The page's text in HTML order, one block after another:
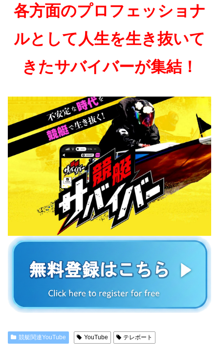
各方面のプロフェッショナ
ルとして人生を生き抜いて
きたサバイバーが集結！
競艇関連YouTube YouTube テレボート